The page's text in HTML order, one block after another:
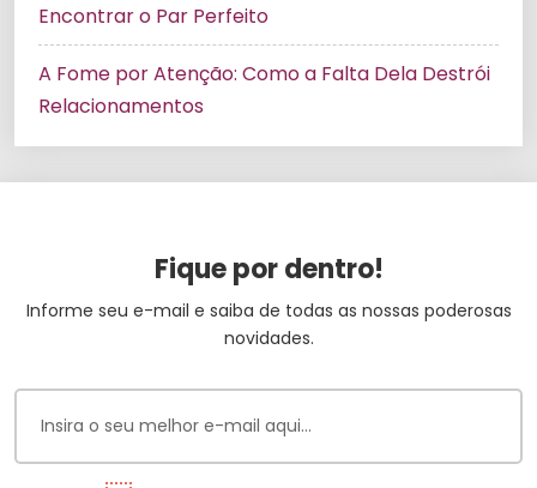
Encontrar o Par Perfeito
A Fome por Atenção: Como a Falta Dela Destrói
Relacionamentos
Fique por dentro!
Informe seu e-mail e saiba de todas as nossas poderosas
novidades.